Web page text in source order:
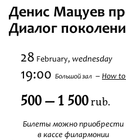
Current events
Festivals
Денис Мацуев
Диалог
28 February, wednesday
19:00 Большой зал How to
500 — 1 500rub.
Билеты можно приобрести
в кассе филармонии